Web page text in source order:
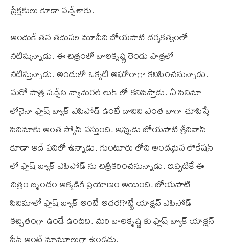
ప్రేక్షకులు కూడా వచ్చేశారు.
అందుకే తన తదుపరి మూవీని బోయపాటి దర్శకత్వంలో
నటిస్తున్నాడు. ఈ చిత్రంలో బాలకృష్ణ రెండు పాత్రలో
నటిస్తున్నాడు. అందులో ఒక్కటి అఘోరాగా కనిపించనున్నాడు.
మరో పాత్ర వచ్చేసి న్యాచురల్ లుక్ లో కనిపిస్తాడు. ఏ సినిమా
లోనైనా ఫ్లాష్ బ్యాక్ ఎపిసోడ్ ఉంటే దానిని ఎంత బాగా చూపిస్తే
సినిమాకు అంత స్కోప్ వస్తుంది. ఇప్పుడు బోయపాటి శ్రీనివాస్
కూడా అదే పనిలో ఉన్నాడు. గుంటూరు లోని అందమైన లొకేషన్
లో ఫ్లాష్ బ్యాక్ ఎపిసోడ్ ను చిత్రీకరించనున్నాడు. ఇప్పటికే ఈ
చిత్రం బృందం అక్కడికి ప్రయాణం అయింది. బోయపాటి
సినిమాలో ఫ్లాష్ బ్యాక్ అంటే అదరగొట్టే యాక్షన్ ఎపిసోడ్
కచ్చితంగా ఉండే ఉంటది. మరి బాలకృష్ణ కు ఫ్లాష్ బ్యాక్ యాక్షన్
సీన్ అంటే మామూలుగా ఉండదు.